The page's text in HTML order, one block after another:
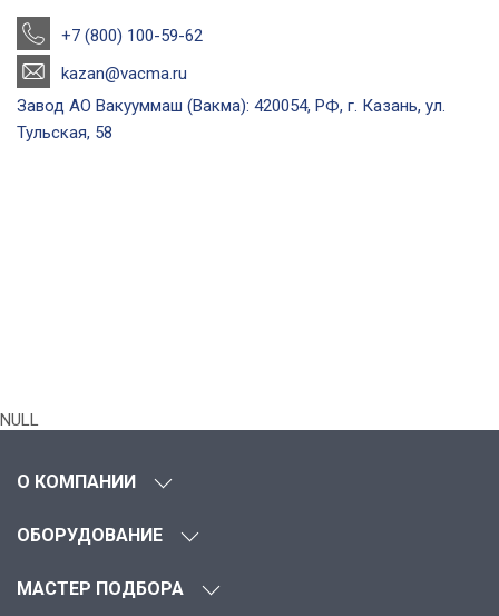
+7 (800) 100-59-62
kazan@vacma.ru
Завод АО Вакууммаш (Вакма): 420054, РФ, г. Казань, ул.
Тульская, 58
NULL
О КОМПАНИИ
ОБОРУДОВАНИЕ
МАСТЕР ПОДБОРА